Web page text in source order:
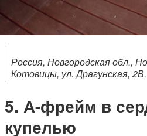
Россия, Новгородская обл.,
Котовицы, ул. Драгунская, 2В.
А-фрейм в
купелью